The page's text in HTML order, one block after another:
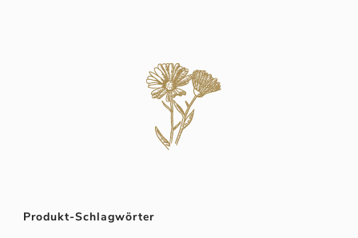
Produkt-Schlagwörter